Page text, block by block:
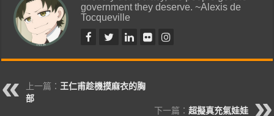
government they deserve. ~Alexis de
Tocqueville
上一篇： 王仁甫趁機摸麻衣的胸
部
下一篇： 超擬真充氣娃娃